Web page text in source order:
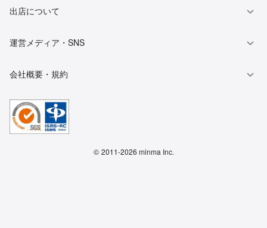
出店について
運営メディア・SNS
会社概要・規約
© 2011-2026 minma Inc.